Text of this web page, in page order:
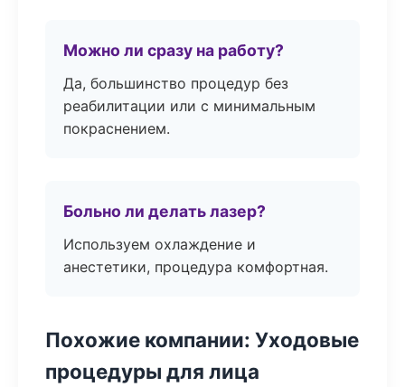
Можно ли сразу на работу?
Да, большинство процедур без
реабилитации или с минимальным
покраснением.
Больно ли делать лазер?
Используем охлаждение и
анестетики, процедура комфортная.
Похожие компании: Уходовые
процедуры для лица